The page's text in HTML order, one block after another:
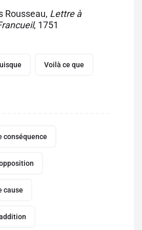
Rousseau, Lettre à
, 1751
Voilà ce que
conséquence
cause